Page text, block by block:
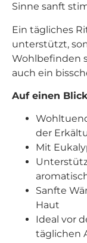
Sinne sanft
Ein tägliches
unterstützt,
Wohlbefinden
auch ein
Auf einen Blick
der
Mit
Sanfte
Haut
Ideal vor
täglichen